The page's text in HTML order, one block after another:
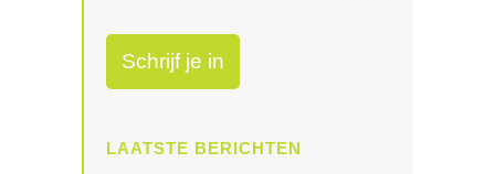
LAATSTE BERICHTEN